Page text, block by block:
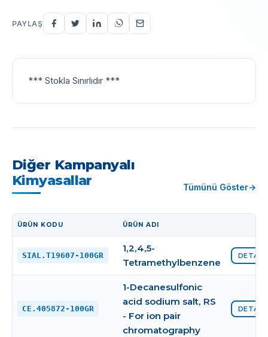
PAYLAŞ
*** Stokla Sınırlıdır ***
Diğer Kampanyalı
Kimyasallar
Tümünü Göster
ÜRÜN KODU ÜRÜN ADI
SIAL.T19607-100GR
1,2,4,5-
Tetramethylbenzene
DETAYI
CE.405872-100GR
1-Decanesulfonic
acid sodium salt, RS
- For ion pair
chromatography
DETAYI